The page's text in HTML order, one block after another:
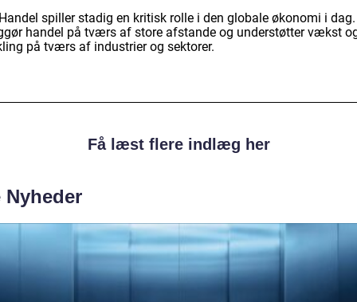
spiller stadig en kritisk rolle i den globale økonomi i
handel på tværs af store afstande og understøtter vækst
på tværs af industrier og sektorer.
Få læst flere indlæg her
Nyheder